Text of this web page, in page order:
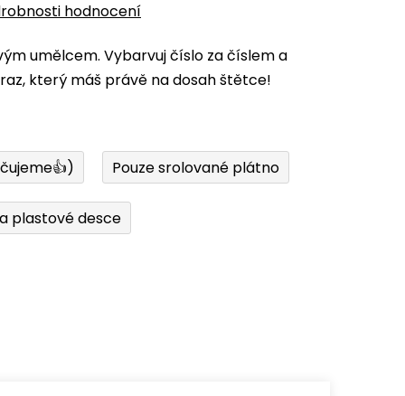
hodnocení
umělcem. Vybarvuj číslo za číslem a
který máš právě na dosah štětce!
Pouze srolované plátno
plastové desce